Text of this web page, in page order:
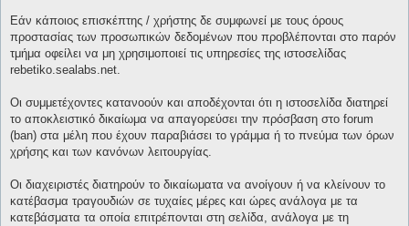
Εάν κάποιος επισκέπτης / χρήστης δε συμφωνεί με τους όρους
προστασίας των προσωπικών δεδομένων που προβλέπονται στο παρόν
τμήμα οφείλει να μη χρησιμοποιεί τις υπηρεσίες της ιστοσελίδας
rebetiko.sealabs.net.
Οι συμμετέχοντες κατανοούν και αποδέχονται ότι η ιστοσελίδα διατηρεί
το αποκλειστικό δικαίωμα να απαγορεύσει την πρόσβαση στο forum
(ban) στα μέλη που έχουν παραβιάσει το γράμμα ή το πνεύμα των όρων
χρήσης και των κανόνων λειτουργίας.
Οι διαχειριστές διατηρούν το δικαίωματα να ανοίγουν ή να κλείνουν το
κατέβασμα τραγουδιών σε τυχαίες μέρες και ώρες ανάλογα με τα
κατεβάσματα τα οποία επιτρέπονται στη σελίδα, ανάλογα με τη